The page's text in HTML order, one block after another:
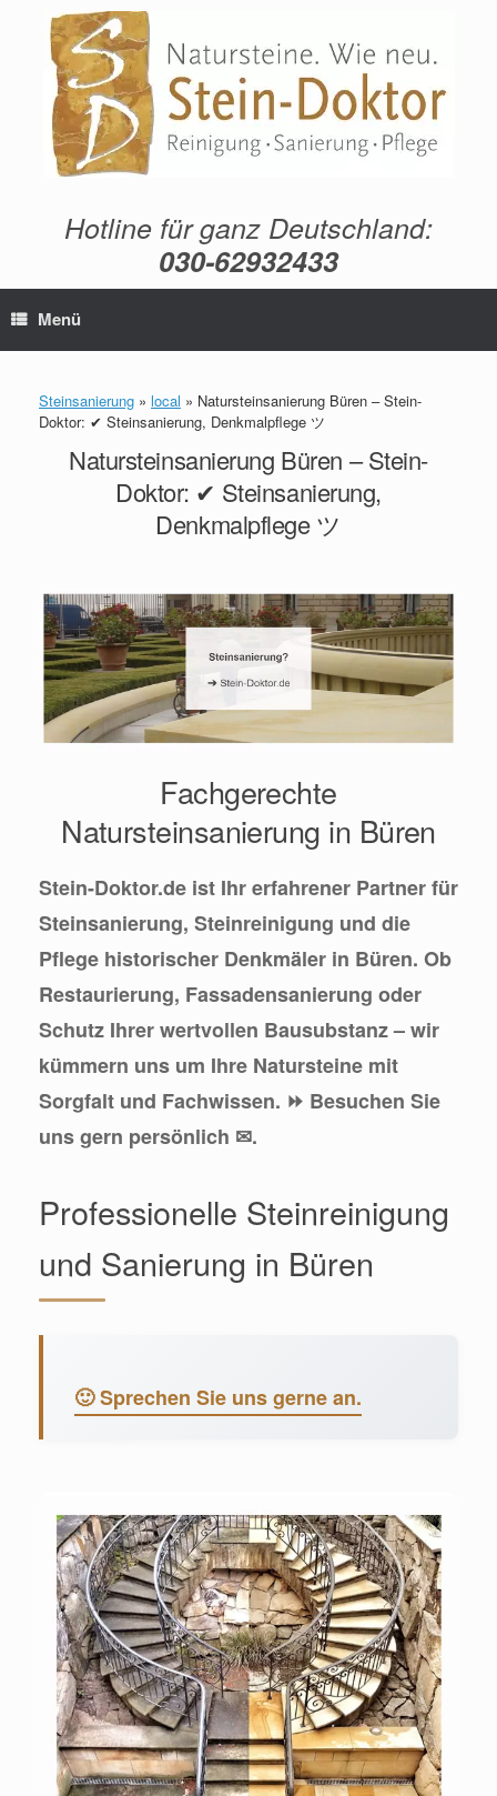
springen
Hotline für ganz Deutschland:
030-62932433
Menü
Steinsanierung » local » Natursteinsanierung Büren – Stein-
Doktor: ✔ Steinsanierung, Denkmalpflege ツ
Natursteinsanierung Büren – Stein-
Doktor: ✔ Steinsanierung,
Denkmalpflege ツ
Fachgerechte
Natursteinsanierung in Büren
Stein-Doktor.de ist Ihr erfahrener Partner für
Steinsanierung, Steinreinigung und die
Pflege historischer Denkmäler in Büren. Ob
Restaurierung, Fassadensanierung oder
Schutz Ihrer wertvollen Bausubstanz – wir
kümmern uns um Ihre Natursteine mit
Sorgfalt und Fachwissen. ⏩ Besuchen Sie
uns gern persönlich ✉.
Professionelle Steinreinigung
und Sanierung in Büren
🙂 Sprechen Sie uns gerne an.